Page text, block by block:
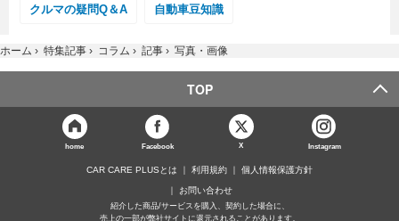
クルマの疑問Q＆A 自動車豆知識
ホーム › 特集記事 › コラム › 記事 › 写真・画像
TOP
home Facebook X Instagram
CAR CARE PLUSとは 利用規約 個人情報保護方針
お問い合わせ
紹介した商品/サービスを購入、契約した場合に、
売上の一部が弊社サイトに還元されることがあります。